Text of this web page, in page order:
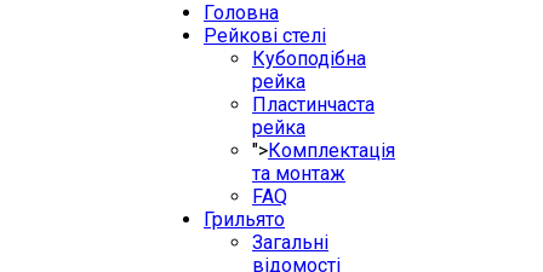
Головна
Рейкові стелі
Кубоподібна
рейка
Пластинчаста
рейка
">Комплектація
та монтаж
FAQ
Грильято
Загальні
відомості